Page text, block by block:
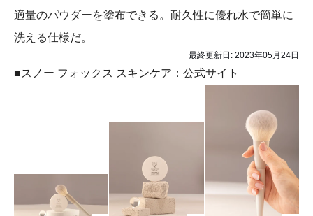
適量のパウダーを塗布できる。耐久性に優れ水で簡単に
洗える仕様だ。
最終更新日: 2023年05月24日
■スノー フォックス スキンケア：公式サイト